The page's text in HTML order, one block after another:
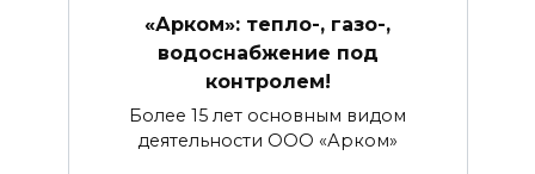
«Арком»: тепло-, газо-,
водоснабжение под
контролем!
Более 15 лет основным видом
деятельности ООО «Арком»